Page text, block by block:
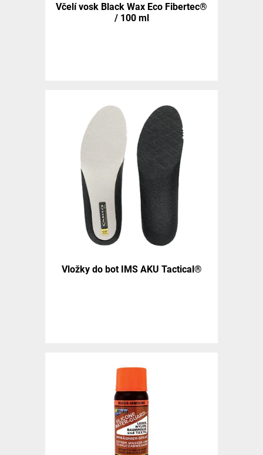
Včelí vosk Black Wax Eco Fibertec®
/ 100 ml
Vložky do bot IMS AKU Tactical®